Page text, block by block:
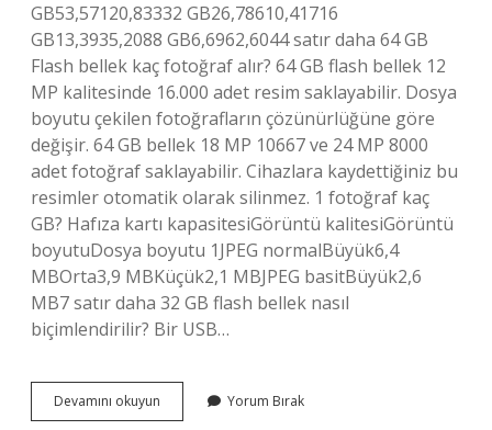
GB53,57120,83332 GB26,78610,41716
GB13,3935,2088 GB6,6962,6044 satır daha 64 GB
Flash bellek kaç fotoğraf alır? 64 GB flash bellek 12
MP kalitesinde 16.000 adet resim saklayabilir. Dosya
boyutu çekilen fotoğrafların çözünürlüğüne göre
değişir. 64 GB bellek 18 MP 10667 ve 24 MP 8000
adet fotoğraf saklayabilir. Cihazlara kaydettiğiniz bu
resimler otomatik olarak silinmez. 1 fotoğraf kaç
GB? Hafıza kartı kapasitesiGörüntü kalitesiGörüntü
boyutuDosya boyutu 1JPEG normalBüyük6,4
MBOrta3,9 MBKüçük2,1 MBJPEG basitBüyük2,6
MB7 satır daha 32 GB flash bellek nasıl
biçimlendirilir? Bir USB…
Devamını okuyun
Gb
Yorum Bırak